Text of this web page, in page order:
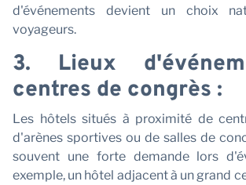
d'événements devient un choix
voyageurs.
3. Lieux
centres de congrès :
Les hôtels situés à proximité de
d'arènes sportives ou de salles de
souvent une forte demande lors
exemple, un hôtel adjacent à un grand